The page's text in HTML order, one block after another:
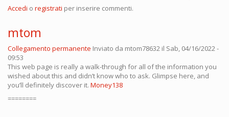
Accedi o registrati per inserire commenti.
mtom
Collegamento permanente Inviato da mtom78632 il Sab, 04/16/2022 -
09:53
This web page is really a walk-through for all of the information you
wished about this and didn’t know who to ask. Glimpse here, and
you’ll definitely discover it. Money138
========